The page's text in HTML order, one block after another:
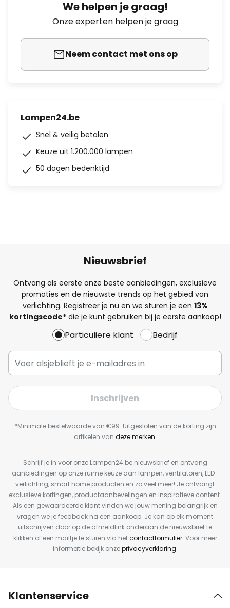
We helpen je graag!
Onze experten helpen je graag
Neem contact met ons op
Lampen24.be
Snel & veilig betalen
Keuze uit 1.200.000 lampen
50 dagen bedenktijd
Nieuwsbrief
Ontvang als eerste onze beste aanbiedingen, exclusieve
promoties en de nieuwste trends op het gebied van
verlichting. Registreer je nu en we sturen je een 13%
kortingscode*die je kunt gebruiken bij je eerste aankoop!
Particuliere klant Bedrijf
Inschrijven
*Minimale bestelwaarde van €99. Uitgesloten van de korting zijn
artikelen van deze merken.
Schrijf je in voor onze Lampen24.be nieuwsbrief en ontvang
aanbiedingen op onze ruime keuze aan lampen, ventilatoren, LED-
verlichting, smart home producten en zo veel meer! Je ontvangt
exclusieve kortingen, productaanbevelingen en inspiratieve content.
Als een gewaardeerde klant vinden we jouw mening belangrijk en
vragen we je feedback na een aankoop. Je kan op elk moment
uitschrijven door op de afmeldlink onderaan de nieuwsbrief te
klikken of een mailtje te sturen via hetcontactformulier. Voor meer
informatie bekijk onzeprivacyverklaring.
Klantenservice